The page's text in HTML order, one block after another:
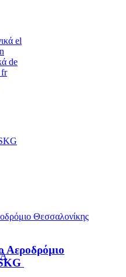
el
de
fr
Αεροδρόμιο